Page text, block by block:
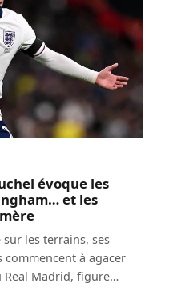
évoque les
et les
sur les terrains, ses
à agacer
Real Madrid, figure…